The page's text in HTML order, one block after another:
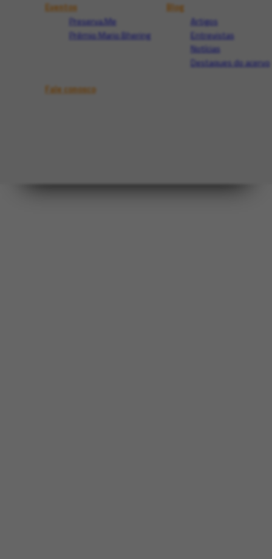
Eventos
Preserva.Me
Prêmio Mario Bhering
Blog
Artigos
Entrevistas
Notícias
Destaques do acervo
Fale conosco